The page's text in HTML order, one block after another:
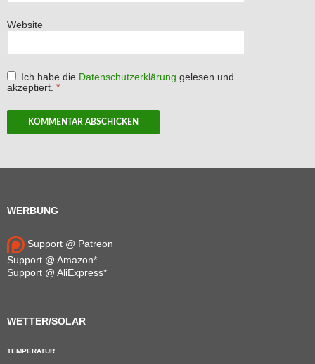
Website
Ich habe die Datenschutzerklärung gelesen und
akzeptiert. *
WERBUNG
Support @ Patreon
Support @ Amazon*
Support @ AliExpress*
WETTER/SOLAR
TEMPERATUR